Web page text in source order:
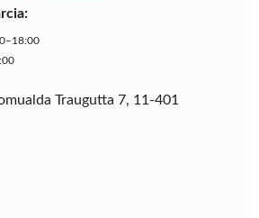
Traugutta 7, 11-401